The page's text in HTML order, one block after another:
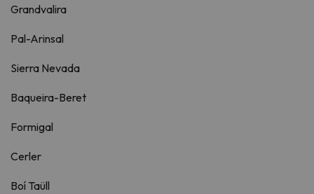
Grandvalira
Pal-Arinsal
Sierra Nevada
Baqueira-Beret
Formigal
Cerler
Boí Taüll